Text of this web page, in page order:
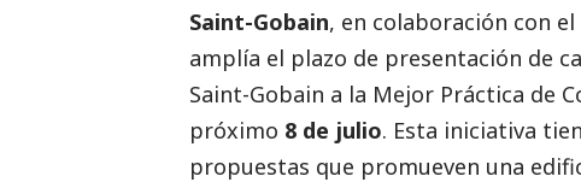
Saint-Gobain, en colaboración con
amplía el plazo de presentación de
Saint-Gobain a la Mejor Práctica de
próximo 8 de julio. Esta iniciativa
propuestas que promueven una